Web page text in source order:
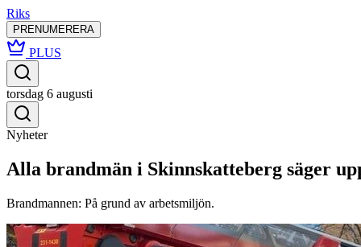
Riks
PRENUMERERA
PLUS
torsdag 6 augusti
Nyheter
Alla brandmän i Skinnskatteberg säger
Brandmannen: På grund av arbetsmiljön.